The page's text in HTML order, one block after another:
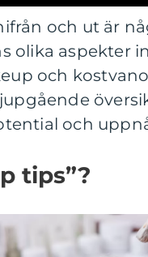
och ut är
olika aspekter
och
och
tips”?